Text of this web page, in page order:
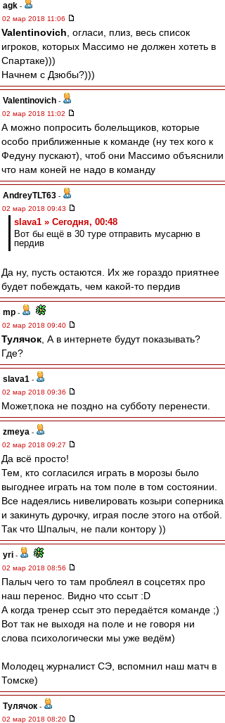
agk -
02 мар 2018 11:06
Valentinovich , огласи, плиз, весь список
игроков, которых Массимо не должен хотеть в
Спартаке)))
Начнем с Дзюбы?)))
Valentinovich -
02 мар 2018 11:02
А можно попросить болельщиков, которые
особо приближенные к команде (ну тех кого к
Федуну пускают), чтоб они Массимо объяснили
что нам коней не надо в команду
AndreyTLT63 -
02 мар 2018 09:43
slava1 » Сегодня, 00:48
Вот бы ещё в 30 туре отправить мусарню в
пердив
Да ну, пусть остаются. Их же гораздо приятнее
будет побеждать, чем какой-то пердив
mp -
02 мар 2018 09:40
Тулячок , А в интернете будут показывать?
Где?
slava1 -
02 мар 2018 09:36
Может,пока не поздно на субботу перенести.
zmeya -
02 мар 2018 09:27
Да всё просто!
Тем, кто согласился играть в морозы было
выгоднее играть на том поле в том состоянии.
Все надеялись нивелировать козыри соперника
и закинуть дурочку, играя после этого на отбой.
Так что Шпалыч, не пали контору ))
yri -
02 мар 2018 08:56
Палыч чего то там проблеял в соцсетях про
наш перенос. Видно что ссыт :D
А когда тренер ссыт это передаётся команде ;)
Вот так не выходя на поле и не говоря ни
слова психологически мы уже ведём)
Молодец журналист СЭ, вспомнил наш матч в
Томске)
Тулячок -
02 мар 2018 08:20